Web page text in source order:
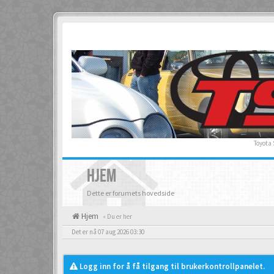
HJEM
Dette er forumets hovedside
Hjem
« Du er her
Det er nå 07 aug 2026 03:30
Logg inn for å få tilgang til brukerkontrollpanelet.